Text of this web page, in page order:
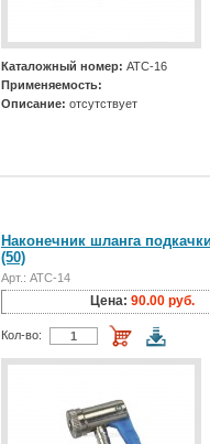
Каталожный номер: АТС-16
Применяемость:
Описание: отсутствует
Наконечник шланга
(50)
Арт.: АТС-14
Цена: 90.00 руб.
Кол-во: